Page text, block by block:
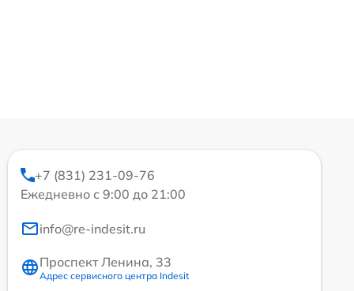
+7 (831) 231-09-76
Ежедневно с 9:00 до 21:00
info@re-indesit.ru
Проспект Ленина, 33
Адрес сервисного центра Indesit